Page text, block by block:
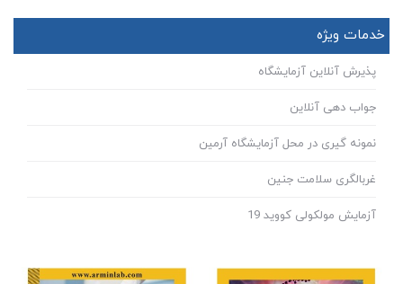
خدمات ویژه
پذیرش آنلاین آزمایشگاه
جواب دهی آنلاین
نمونه گیری در محل آزمایشگاه آرمین
غربالگری سلامت جنین
آزمایش مولکولی کووید 19